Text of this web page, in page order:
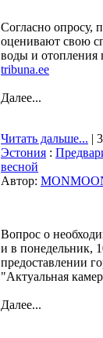
Согласно опросу,
оценивают свою
воды и
tribuna.ee
Далее...
Читать дальше... |
Эстония :
весной
Автор:
Вопрос о
и в понедельник,
предоставлении
"Актуальная
Далее...